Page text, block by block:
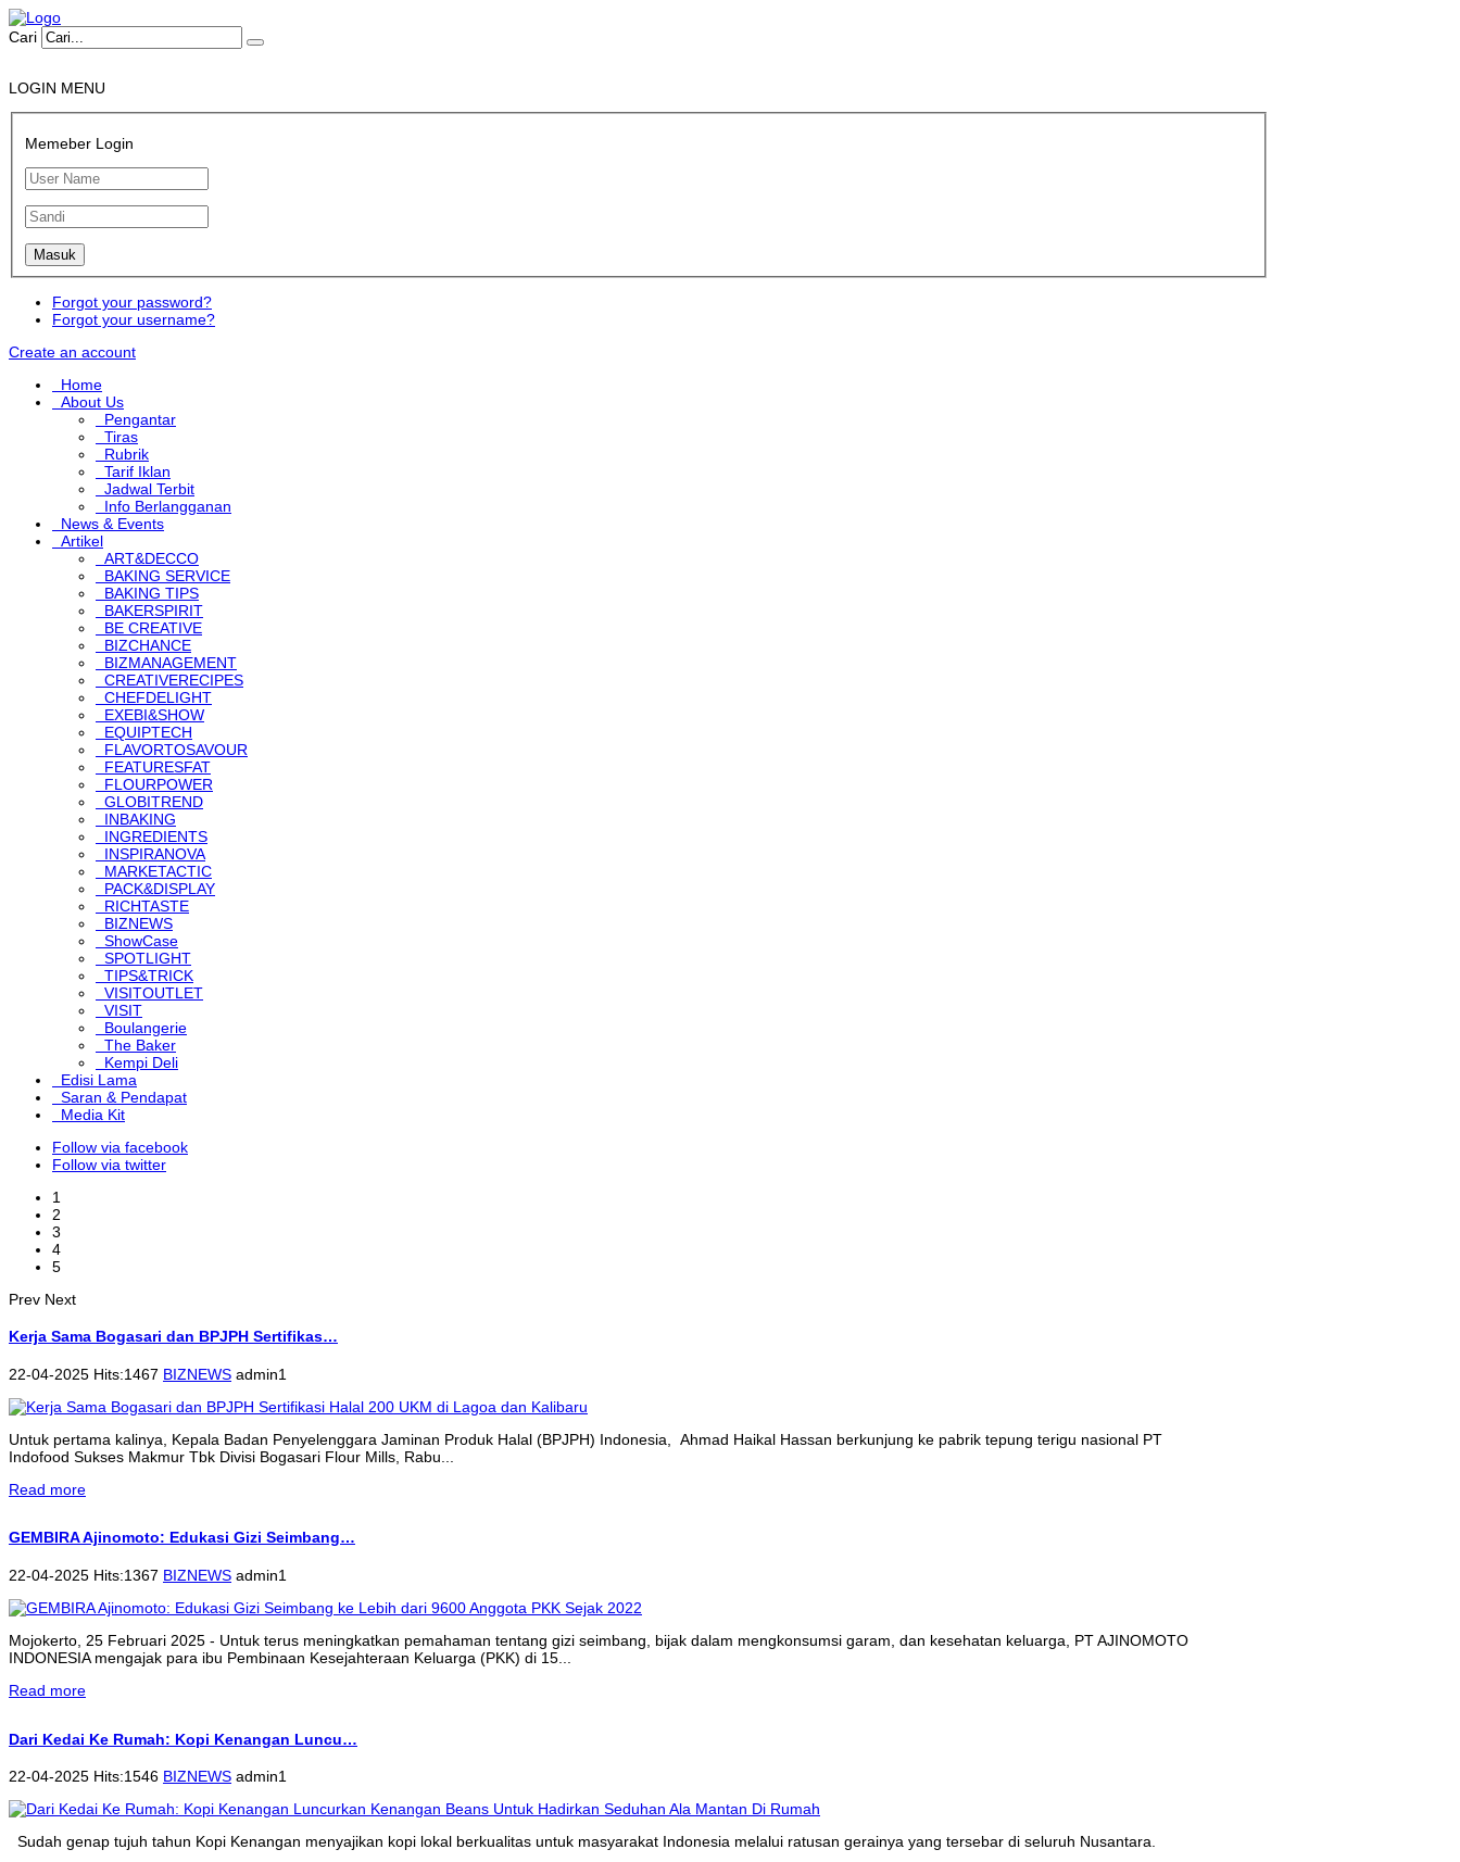
Cari
LOGIN MENU
Memeber Login
Forgot your password?
Forgot your username?
Create an account
Home
About Us
Pengantar
Tiras
Rubrik
Tarif Iklan
Jadwal Terbit
Info Berlangganan
News & Events
Artikel
ART&DECCO
BAKING SERVICE
BAKING TIPS
BAKERSPIRIT
BE CREATIVE
BIZCHANCE
BIZMANAGEMENT
CREATIVERECIPES
CHEFDELIGHT
EXEBI&SHOW
EQUIPTECH
FLAVORTOSAVOUR
FEATURESFAT
FLOURPOWER
GLOBITREND
INBAKING
INGREDIENTS
INSPIRANOVA
MARKETACTIC
PACK&DISPLAY
RICHTASTE
BIZNEWS
ShowCase
SPOTLIGHT
TIPS&TRICK
VISITOUTLET
VISIT
Boulangerie
The Baker
Kempi Deli
Edisi Lama
Saran & Pendapat
Media Kit
Follow via facebook
Follow via twitter
1
2
3
4
5
Prev Next
Kerja Sama Bogasari dan BPJPH Sertifikas…
22-04-2025 Hits:1467 BIZNEWS admin1
Untuk pertama kalinya, Kepala Badan Penyelenggara Jaminan Produk Halal (BPJPH) Indonesia, Ahmad Haikal Hassan berkunjung ke pabrik tepung terigu nasional PT
Indofood Sukses Makmur Tbk Divisi Bogasari Flour Mills, Rabu...
Read more
GEMBIRA Ajinomoto: Edukasi Gizi Seimbang…
22-04-2025 Hits:1367 BIZNEWS admin1
Mojokerto, 25 Februari 2025 - Untuk terus meningkatkan pemahaman tentang gizi seimbang, bijak dalam mengkonsumsi garam, dan kesehatan keluarga, PT AJINOMOTO
INDONESIA mengajak para ibu Pembinaan Kesejahteraan Keluarga (PKK) di 15...
Read more
Dari Kedai Ke Rumah: Kopi Kenangan Luncu…
22-04-2025 Hits:1546 BIZNEWS admin1
Sudah genap tujuh tahun Kopi Kenangan menyajikan kopi lokal berkualitas untuk masyarakat Indonesia melalui ratusan gerainya yang tersebar di seluruh Nusantara.